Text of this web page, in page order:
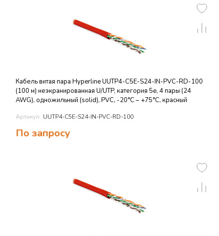
Кабель витая пара Hyperline UUTP4-C5E-S24-IN-PVC-RD-100
(100 м) неэкранированная U/UTP, категория 5e, 4 пары (24
AWG), одножильный (solid), PVC, -20°C – +75°C, красный
Артикул: UUTP4-C5E-S24-IN-PVC-RD-100
По запросу